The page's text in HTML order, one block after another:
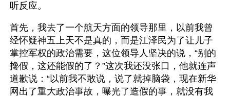
听反应。
首先，我去了一个航天方面的领导那里，以前我曾
经怀疑神五上天不是真的，而是江泽民为了让儿子
掌控军权的政治需要，这位领导人坚决的说，“别的
搀假，这还能假的了？”这次我还没张口，他就连声
道歉说：“以前我不敢说，说了就掉脑袋，现在新华
网出了重大政治事故，曝光了造假的事，就没有我